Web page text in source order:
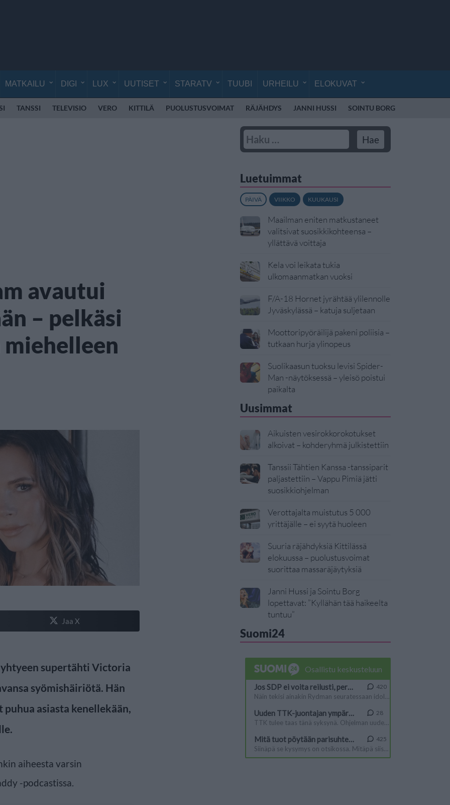
MATKAILU DIGI LUX UUTISET STARATV TUUBI URHEILU ELOKUVAT
TANSSI TELEVISIO VERO KITTILÄ PUOLUSTUSVOIMAT RÄJÄHDYS JANNI HUSSI SOINTU BORG
avautui
– pelkäsi
Jaa X
supertähti Victoria
syömishäiriötä. Hän
asiasta kenellekään,
aiheesta varsin
-podcastissa.
Luetuimmat
PÄIVÄ VIIKKO KUUKAUSI
Maailman eniten matkustaneet
valitsivat suosikkikohteensa –
yllättävä voittaja
Kela voi leikata tukia
ulkomaanmatkan vuoksi
F/A-18 Hornet jyrähtää ylilennolle
Jyväskylässä – katuja suljetaan
Moottoripyöräilijä pakeni poliisia –
tutkaan hurja ylinopeus
Suolikaasun tuoksu levisi Spider-
Man -näytöksessä – yleisö poistui
paikalta
Uusimmat
Aikuisten vesirokkorokotukset
alkoivat – kohderyhmä julkistettiin
Tanssii Tähtien Kanssa -tanssiparit
paljastettiin – Vappu Pimiä jätti
suosikkiohjelman
Verottajalta muistutus 5 000
yrittäjälle – ei syytä huoleen
Suuria räjähdyksiä Kittilässä
elokuussa – puolustusvoimat
suorittaa massaräjäytyksiä
Janni Hussi ja Sointu Borg
lopettavat: ”Kyllähän tää haikeelta
tuntuu”
Suomi24